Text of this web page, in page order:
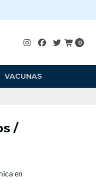
0
VACUNAS
/
en